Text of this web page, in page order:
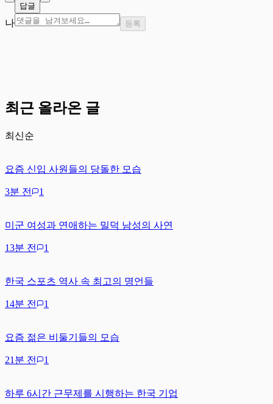
답글
나 등록
최근 올라온 글
최신순
요즘 신입 사원들의 당돌한 모습
3분 전 1
미군 여성과 연애하는 밀덕 남성의 사연
13분 전 1
한국 스포츠 역사 속 최고의 명언들
14분 전 1
요즘 젊은 비둘기들의 모습
21분 전 1
하루 6시간 근무제를 시행하는 한국 기업